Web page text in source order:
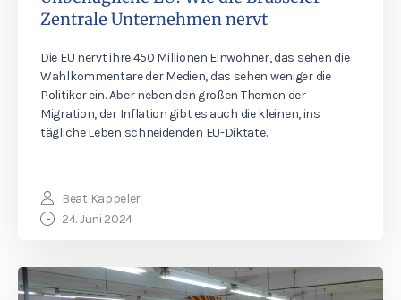
Zentrale Unternehmen nervt
Die EU nervt ihre 450 Millionen Einwohner, das sehen die
Wahlkommentare der Medien, das sehen weniger die
Politiker ein. Aber neben den großen Themen der
Migration, der Inflation gibt es auch die kleinen, ins
tägliche Leben schneidenden EU-Diktate.
Beat Kappeler
24. Juni 2024